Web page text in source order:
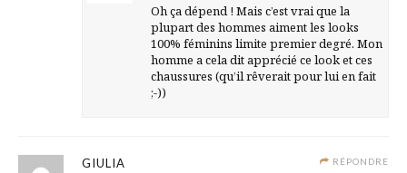
Oh ça dépend ! Mais c’est vrai que la
plupart des hommes aiment les looks
100% féminins limite premier degré. Mon
homme a cela dit apprécié ce look et ces
chaussures (qu’il rêverait pour lui en fait
;-))
RÉPONDRE
GIULIA